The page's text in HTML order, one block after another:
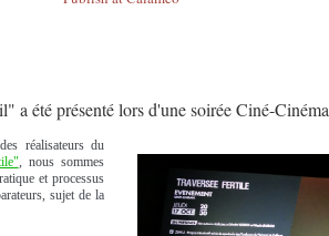
a été présenté lors d'une soirée Ciné-Cinéma
réalisateurs du
, nous sommes
et processus
sujet de la